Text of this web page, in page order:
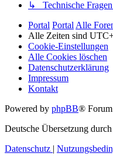
↳ Technische
Portal Portal Alle
Alle Zeiten sind
Cookie-Einstellungen
Alle Cookies löschen
Datenschutzerklärung
Impressum
Kontakt
Powered by phpBB®
Deutsche Übersetzung durch
Datenschutz |